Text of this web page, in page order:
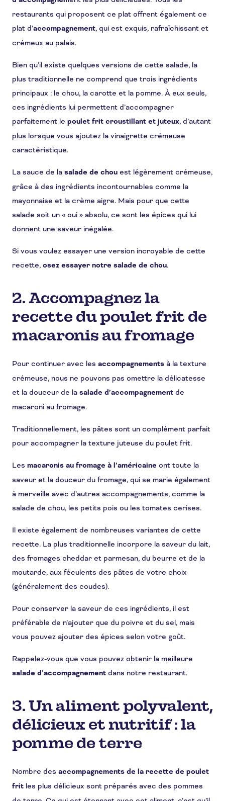
restaurants qui proposent ce plat offrent également ce
plat d’accompagnement, qui est exquis, rafraîchissant et
crémeux au palais.
Bien qu’il existe quelques versions de cette salade, la
plus traditionnelle ne comprend que trois ingrédients
principaux : le chou, la carotte et la pomme. À eux seuls,
ces ingrédients lui permettent d’accompagner
parfaitement le poulet frit croustillant et juteux, d’autant
plus lorsque vous ajoutez la vinaigrette crémeuse
caractéristique.
La sauce de la salade de chou est légèrement crémeuse,
grâce à des ingrédients incontournables comme la
mayonnaise et la crème aigre. Mais pour que cette
salade soit un « oui » absolu, ce sont les épices qui lui
donnent une saveur inégalée.
Si vous voulez essayer une version incroyable de cette
recette, osez essayer notre salade de chou.
2. Accompagnez la
recette du poulet frit de
macaronis au fromage
Pour continuer avec les accompagnements à la texture
crémeuse, nous ne pouvons pas omettre la délicatesse
et la douceur de la salade d’accompagnement de
macaroni au fromage.
Traditionnellement, les pâtes sont un complément parfait
pour accompagner la texture juteuse du poulet frit.
Les macaronis au fromage à l’américaine ont toute la
saveur et la douceur du fromage, qui se marie également
à merveille avec d’autres accompagnements, comme la
salade de chou, les petits pois ou les tomates cerises.
Il existe également de nombreuses variantes de cette
recette. La plus traditionnelle incorpore la saveur du lait,
des fromages cheddar et parmesan, du beurre et de la
moutarde, aux féculents des pâtes de votre choix
(généralement des coudes).
Pour conserver la saveur de ces ingrédients, il est
préférable de n’ajouter que du poivre et du sel, mais
vous pouvez ajouter des épices selon votre goût.
Rappelez-vous que vous pouvez obtenir la meilleure
salade d’accompagnement dans notre restaurant.
3. Un aliment polyvalent,
délicieux et nutritif : la
pomme de terre
Nombre des accompagnements de la recette de poulet
frit les plus délicieux sont préparés avec des pommes